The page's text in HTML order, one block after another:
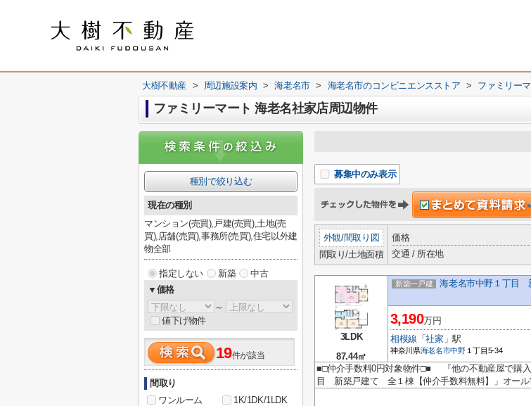
大樹不動産 > 周辺施設案内 > 海老名市 > 海老名市のコンビニエンスストア > ファミリー
ファミリーマート 海老名社家店周辺物件
募集中のみ表示
外観/間取り図
間取り/土地面積
価格
交通 / 所在地
3LDK
87.44㎡
新築一戸建 海老名市中野１丁目
3,190万円
相模線 「社家 」駅
神奈川県海老名市中野１丁目5-34
■□仲介手数料0円対象物件□■ 『他の不動産屋で購
目 新築戸建て 全１棟【仲介手数料無料】」オール
種別で絞り込む
現在の種別
マンション(売買),戸建(売買),土地(売
買),店舗(売買),事務所(売買),住宅以外建
物全部
指定しない 新築
中古
▼価格
～
値下げ物件
19件が該当
間取り
ワンルーム
1K/1DK/1LDK